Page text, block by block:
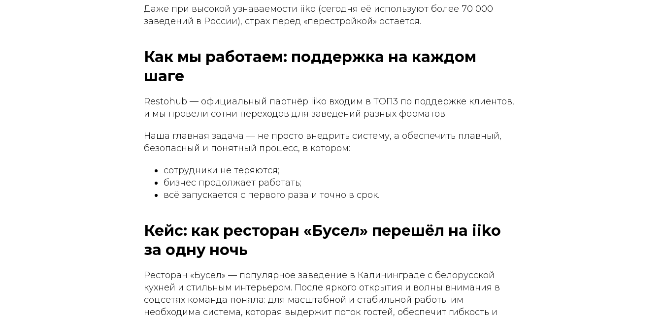
Даже при высокой узнаваемости iiko (сегодня её используют более 70 000
заведений в России), страх перед «перестройкой» остаётся.
Как мы работаем: поддержка на каждом
шаге
Restohub — официальный партнёр iiko входим в ТОП3 по поддержке клиентов,
и мы провели сотни переходов для заведений разных форматов.
Наша главная задача — не просто внедрить систему, а обеспечить плавный,
безопасный и понятный процесс, в котором:
сотрудники не теряются;
бизнес продолжает работать;
всё запускается с первого раза и точно в срок.
Кейс: как ресторан «Бусел» перешёл на iiko
за одну ночь
Ресторан «Бусел» — популярное заведение в Калининграде с белорусской
кухней и стильным интерьером. После яркого открытия и волны внимания в
соцсетях команда поняла: для масштабной и стабильной работы им
необходима система, которая выдержит поток гостей, обеспечит гибкость и